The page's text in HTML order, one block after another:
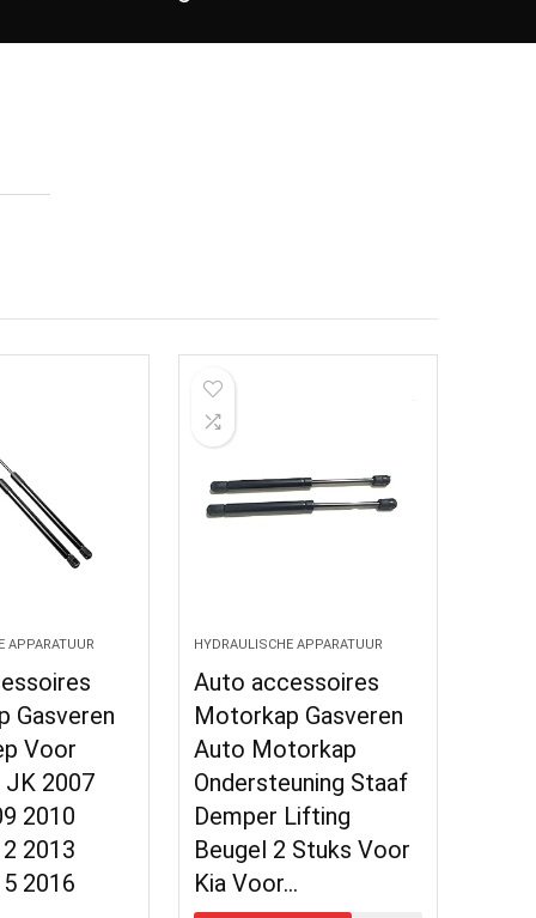
APPARATUUR
Gasveren
Voor
JK 2007
2010
2013
2016
HYDRAULISCHE APPARATUUR
Auto accessoires
Motorkap Gasveren
Auto Motorkap
Ondersteuning Staaf
Demper Lifting
Beugel 2 Stuks Voor
Kia Voor…